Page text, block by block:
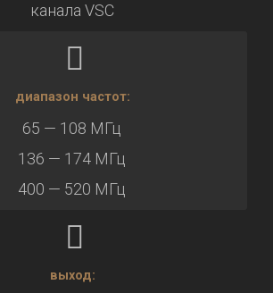
канала VSC
диапазон частот:
65 — 108 МГц
136 — 174 МГц
400 — 520 МГц
выход: